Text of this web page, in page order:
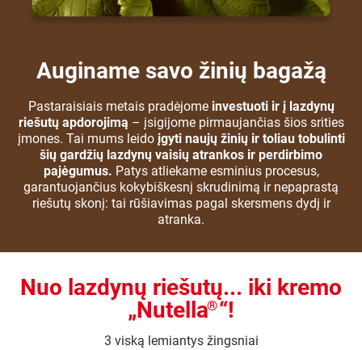
Auginame savo žinių bagažą
Pastaraisiais metais pradėjome investuoti ir į lazdynų
riešutų apdorojimą – įsigijome pirmaujančias šios srities
įmones. Tai mums leido įgyti naujų žinių ir toliau tobulinti
šių gardžių lazdynų vaisių atrankos ir perdirbimo
pajėgumus. Patys atliekame esminius procesus,
garantuojančius kokybiškesnį skrudinimą ir nepaprastą
riešutų skonį: tai rūšiavimas pagal skersmens dydį ir
atranka.
Nuo lazdynų riešutų... iki kremo
„Nutella®“!
3 viską lemiantys žingsniai